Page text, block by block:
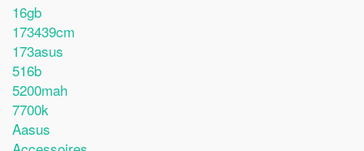
16gb
173439cm
173asus
516b
5200mah
7700k
Aasus